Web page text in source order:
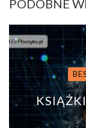
PODOBNE